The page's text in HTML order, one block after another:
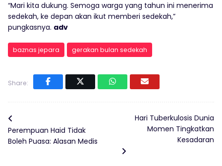
“Mari kita dukung. Semoga warga yang tahun ini menerima
sedekah, ke depan akan ikut memberi sedekah,”
pungkasnya. adv
baznas jepara gerakan bulan sedekah
Share:
Perempuan Haid Tidak
Boleh Puasa: Alasan Medis
Hari Tuberkulosis Dunia
Momen Tingkatkan
Kesadaran